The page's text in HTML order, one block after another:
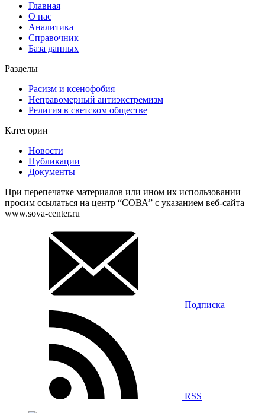
Главная
О нас
Аналитика
Справочник
База данных
Разделы
Расизм и ксенофобия
Неправомерный антиэкстремизм
Религия в светском обществе
Категории
Новости
Публикации
Документы
При перепечатке материалов или ином их использовании
просим ссылаться на центр “СОВА” с указанием веб-сайта
www.sova-center.ru
Подписка
RSS